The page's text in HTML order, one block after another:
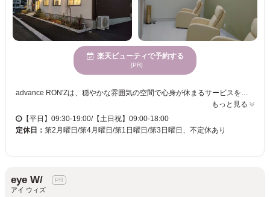
楽天ビューティで予約する
[PR]
もっと見る
【平日】09:30-19:00/【土日祝】09:00-18:00
定休日： 第2月曜日/第4月曜日/第1日曜日/第3日曜日、不定休あり
eye W/
アイ ウィズ